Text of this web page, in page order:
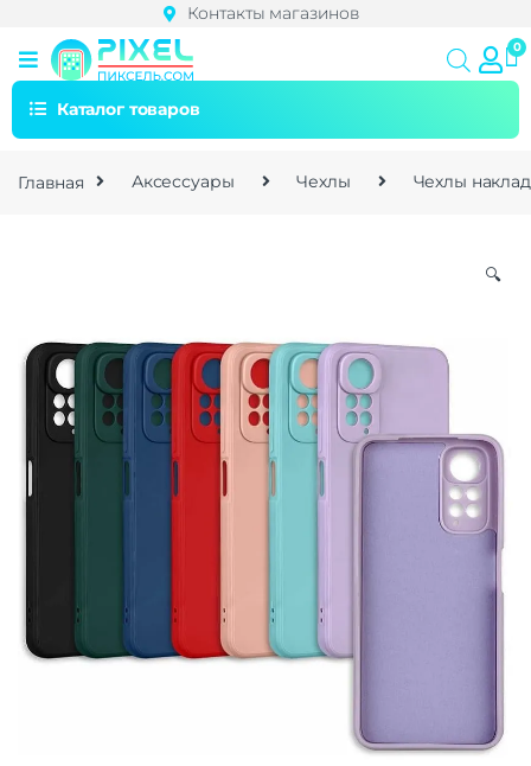
Контакты магазинов
Каталог товаров
Главная Аксессуары Чехлы Чехлы
🔍